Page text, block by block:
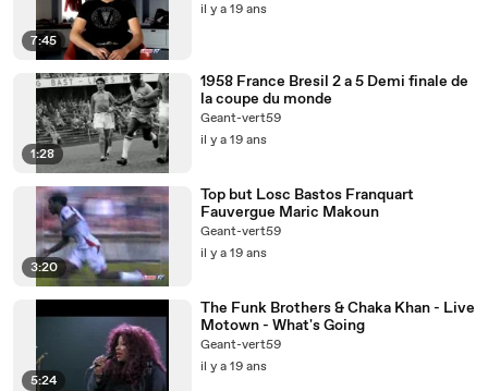
7:45
il y a 19 ans
1:28
1958 France Bresil 2 a 5 Demi finale de
la coupe du monde
Geant-vert59
il y a 19 ans
3:20
Top but Losc Bastos Franquart
Fauvergue Maric Makoun
Geant-vert59
il y a 19 ans
5:24
The Funk Brothers & Chaka Khan - Live
Motown - What's Going
Geant-vert59
il y a 19 ans